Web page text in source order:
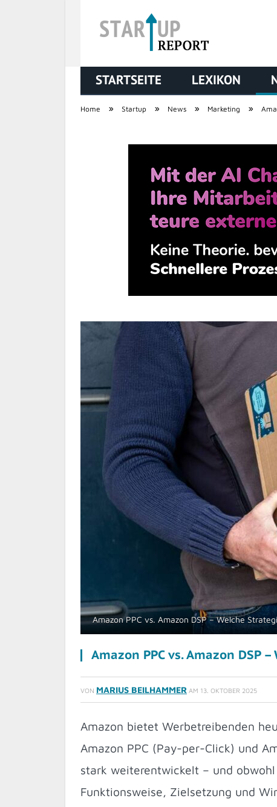
STARTUP REPORT
STARTSEITE LEXIKON
Home » Startup » News » Marketing »
Amazon PPC vs. Amazon DSP – Welche
Amazon PPC vs. Amazon
VON MARIUS BEILHAMMER AM 13. OKTOBER 2025
Amazon bietet Werbetreibenden
Amazon PPC (Pay-per-Click) und
stark weiterentwickelt – und
Funktionsweise, Zielsetzung und